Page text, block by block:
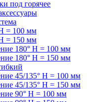
под горячее
= 100 мм
= 150 мм
180° H = 100 мм
180° H = 150 мм
45/135° H = 100 мм
45/135° H = 150 мм
90° H = 100 мм